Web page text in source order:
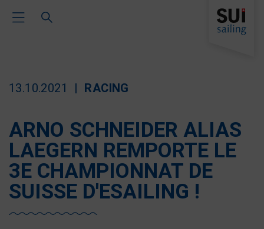
Toggle Main Navigation
13.10.2021 RACING
ARNO SCHNEIDER ALIAS
LAEGERN REMPORTE LE
3E CHAMPIONNAT DE
SUISSE D'ESAILING !